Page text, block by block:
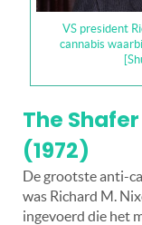
VS president
cannabis
The
(1972)
De grootste anti-
was Richard M.
ingevoerd die het